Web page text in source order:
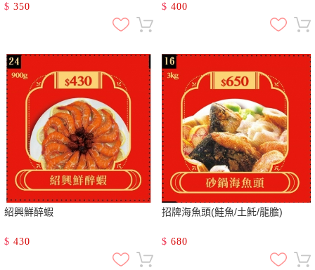
$ 350 $ 400
紹興鮮醉蝦
$ 430
招牌海魚頭(鮭魚/土魠/龍膽)
$ 680